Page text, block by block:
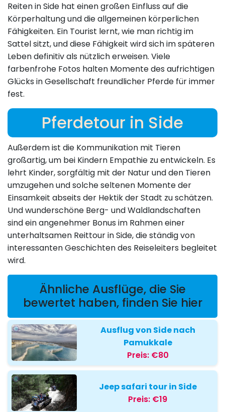
Reiten in Side hat einen großen Einfluss auf die
Körperhaltung und die allgemeinen körperlichen
Fähigkeiten. Ein Tourist lernt, wie man richtig im
Sattel sitzt, und diese Fähigkeit wird sich im späteren
Leben definitiv als nützlich erweisen. Viele
farbenfrohe Fotos halten Momente des aufrichtigen
Glücks in Gesellschaft freundlicher Pferde für immer
fest.
Pferdetour in Side
Außerdem ist die Kommunikation mit Tieren
großartig, um bei Kindern Empathie zu entwickeln. Es
lehrt Kinder, sorgfältig mit der Natur und den Tieren
umzugehen und solche seltenen Momente der
Einsamkeit abseits der Hektik der Stadt zu schätzen.
Und wunderschöne Berg- und Waldlandschaften
sind ein angenehmer Bonus im Rahmen einer
unterhaltsamen Reittour in Side, die ständig von
interessanten Geschichten des Reiseleiters begleitet
wird.
Ähnliche Ausflüge, die Sie
bewertet haben, finden Sie hier
Ausflug von Side nach
Pamukkale
Preis: €80
Jeep safari tour in Side
Preis: €19